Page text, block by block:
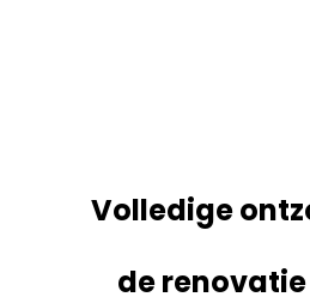
Volledige
de